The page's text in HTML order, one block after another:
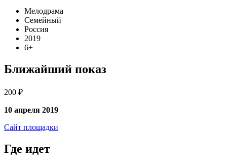
Мелодрама
Семейный
Россия
2019
6+
Ближайший показ
200 ₽
10 апреля 2019
Сайт площадки
Где идет